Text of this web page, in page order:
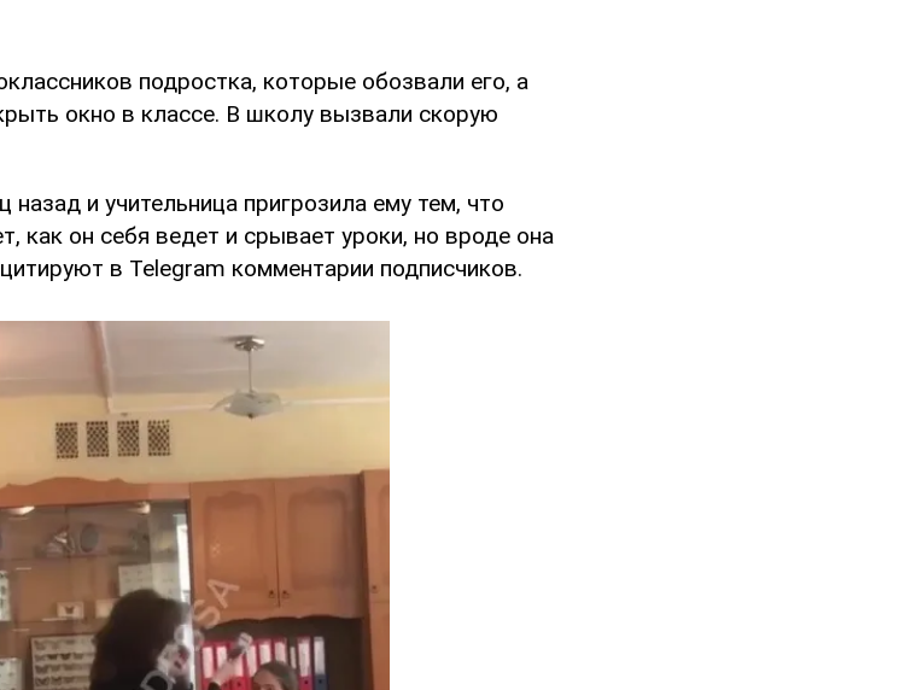
подростка, которые обозвали его, а
окно в классе. В школу вызвали скорую
и учительница пригрозила ему тем, что
как он себя ведет и срывает уроки, но вроде она
в Telegram комментарии подписчиков.